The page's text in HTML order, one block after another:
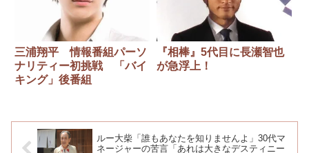
三浦翔平 情報番組パーソ
ナリティー初挑戦 「バイ
キング」後番組
『相棒』5代目に長瀬智也
が急浮上！
ルー大柴「誰もあなたを知りませんよ」30代マ
ネージャーの苦言「あれは大きなデスティニー